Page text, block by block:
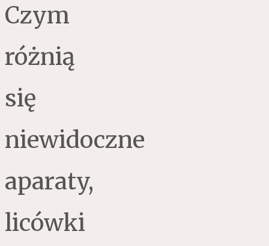
Czym
różnią
się
niewidoczne
aparaty,
licówki